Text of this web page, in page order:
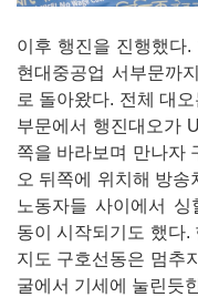
이후 행진을 진행했다
현대중공업 서부문까
로 돌아왔다. 전체 대
부문에서 행진대오가
쪽을 바라보며 만나자
오 뒤쪽에 위치해 방
노동자들 사이에서
동이 시작되기도 했다.
지도 구호선동은 멈추
굴에서 기세에 눌린듯